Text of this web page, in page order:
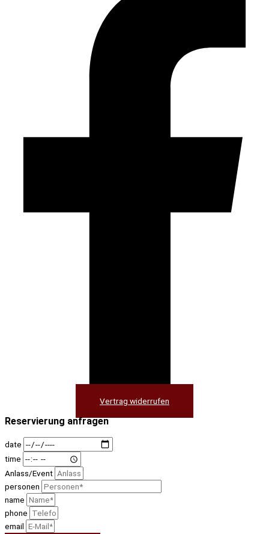
Vertrag widerrufen
Reservierung anfragen
date
time
Anlass/Event
personen
name
phone
email